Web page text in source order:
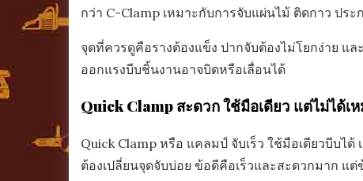
กว่า C-Clamp เหมาะกับการจับแผ่นไม้ ติดกาว ปร
จุดที่ควรดูคือรางต้องแข็ง ปากจับต้องไม่โยกง่าย แ
ออกแรงบีบชิ้นงานอาจบิดหรือเลื่อนได้
Quick Clamp สะดวก ใช้มือเดียว แต่ไม่ได้เ
Quick Clamp หรือ แคลมป์ จับเร็ว ใช้มือเดียวบีบไ
ต้องเปลี่ยนจุดจับบ่อย ข้อดีคือเร็วและสะดวกมาก แ